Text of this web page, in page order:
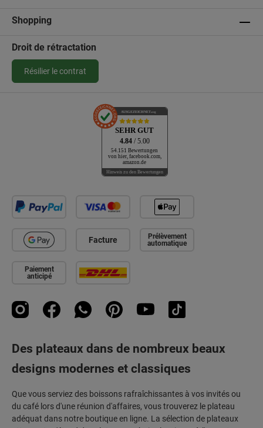
Shopping
Droit de rétractation
Résilier le contrat
AUSGEZEICHNET.org
SEHR GUT
4.84 / 5.00
54.151 Bewertungen
von hier, facebook.com,
amazon.de
Hinweis zu den Bewertungen
Facture
Prélèvement
automatique
Paiement
anticipé
InstagramFacebookWhatsApp PinterestYouTubeTikTok
Des plateaux dans de nombreux beaux
designs modernes et classiques
Que vous serviez des boissons rafraîchissantes à vos invités ou
du café lors d'une réunion d'affaires, vous trouverez le plateau
adéquat dans notre boutique en ligne. La sélection de plateaux